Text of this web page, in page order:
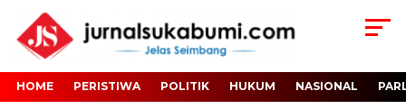
HOME PERISTIWA POLITIK HUKUM NASIONAL